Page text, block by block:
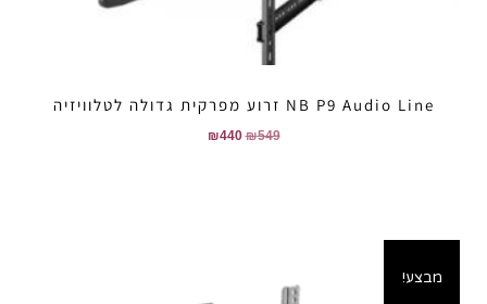
NB P9 Audio Line זרוע מפרקית גדולה לטלוויזיה
₪549
₪440
מבצע!